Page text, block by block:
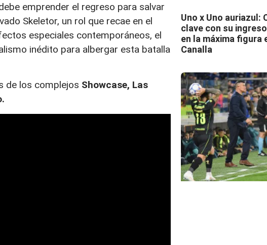
emprender el regreso para salvar
Skeletor, un rol que recae en el
especiales contemporáneos, el
inédito para albergar esta batalla
de los complejos Showcase, Las
Uno x Uno auriazul:
clave con su
en la máxima figura
Canalla